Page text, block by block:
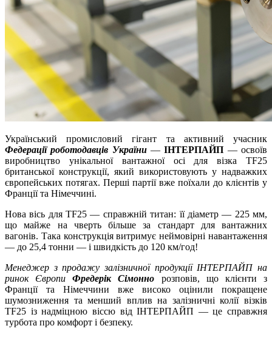
Український промисловий гігант та активний учасник
Федерації роботодавців України—ІНТЕРПАЙП — освоїв
виробництво унікальної вантажної осі для візка TF25
британської конструкції, який використовують у надважких
європейських потягах. Перші партії вже поїхали до клієнтів у
Франції та Німеччині.
Нова вісь для TF25 — справжній титан: її діаметр — 225 мм,
що майже на чверть більше за стандарт для вантажних
вагонів. Така конструкція витримує неймовірні навантаження
— до 25,4 тонни — і швидкість до 120 км/год!
Менеджер з продажу залізничної продукції ІНТЕРПАЙП на
ринок ЄвропиФредерік Сімонно розповів, що клієнти з
Франції та Німеччини вже високо оцінили покращене
шумозниження та менший вплив на залізничні колії візків
TF25 із надміцною віссю від ІНТЕРПАЙП — це справжня
турбота про комфорт і безпеку.